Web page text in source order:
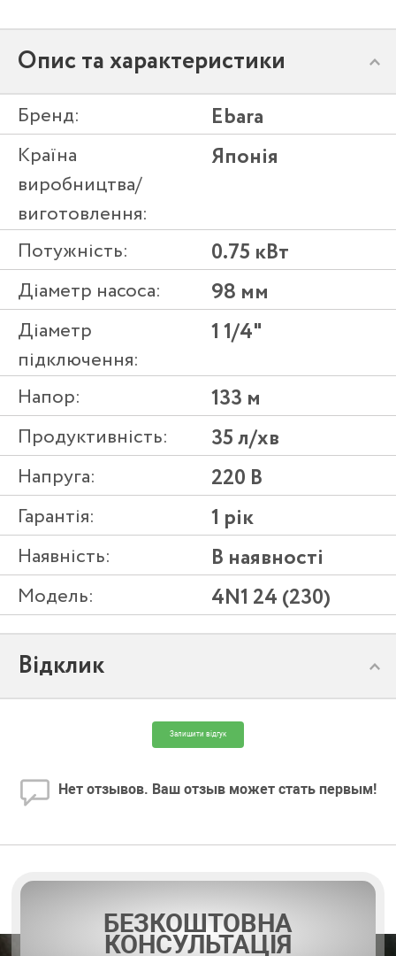
Опис та характеристики
Бренд: Ebara
Країна
виробництва/
виготовлення:
Японія
Потужність: 0.75 кВт
Діаметр насоса: 98 мм
Діаметр
підключення:
1 1/4"
Напор: 133 м
Продуктивність: 35 л/хв
Напруга: 220 В
Гарантія: 1 рік
Наявність: В наявності
Модель: 4N1 24 (230)
Відклик
Залишити відгук
Нет отзывов. Ваш отзыв может стать первым!
БЕЗКОШТОВНА
КОНСУЛЬТАЦІЯ